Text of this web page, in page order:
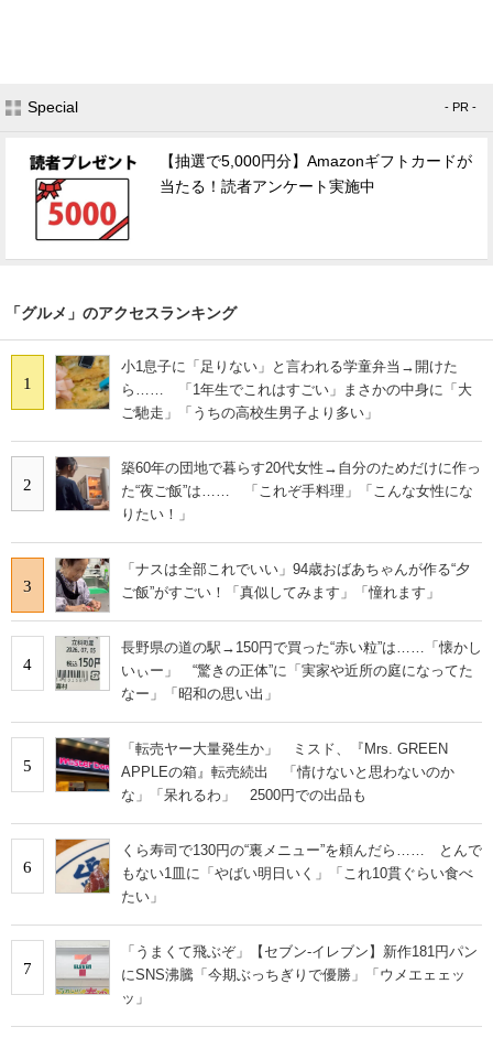
Special - PR -
【抽選で5,000円分】Amazonギフトカードが
当たる！読者アンケート実施中
「グルメ」のアクセスランキング
1
小1息子に「足りない」と言われる学童弁当→開けた
ら…… 「1年生でこれはすごい」まさかの中身に「大
ご馳走」「うちの高校生男子より多い」
2
築60年の団地で暮らす20代女性→自分のためだけに作っ
た“夜ご飯”は…… 「これぞ手料理」「こんな女性にな
りたい！」
3
「ナスは全部これでいい」94歳おばあちゃんが作る“夕
ご飯”がすごい！「真似してみます」「憧れます」
4
長野県の道の駅→150円で買った“赤い粒”は……「懐かし
いぃー」 “驚きの正体”に「実家や近所の庭になってた
なー」「昭和の思い出」
5
「転売ヤー大量発生か」 ミスド、『Mrs. GREEN
APPLEの箱』転売続出 「情けないと思わないのか
な」「呆れるわ」 2500円での出品も
6
くら寿司で130円の“裏メニュー”を頼んだら…… とんで
もない1皿に「やばい明日いく」「これ10貫ぐらい食べ
たい」
7
「うまくて飛ぶぞ」【セブン‐イレブン】新作181円パン
にSNS沸騰「今期ぶっちぎりで優勝」「ウメエェェッ
ッ」